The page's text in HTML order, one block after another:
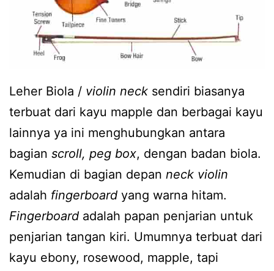
Leher Biola / violin neck sendiri biasanya
terbuat dari kayu mapple dan berbagai kayu
lainnya ya ini menghubungkan antara
bagian scroll, peg box, dengan badan biola.
Kemudian di bagian depan neck violin
adalah fingerboard yang warna hitam.
Fingerboard adalah papan penjarian untuk
penjarian tangan kiri. Umumnya terbuat dari
kayu ebony, rosewood, mapple, tapi